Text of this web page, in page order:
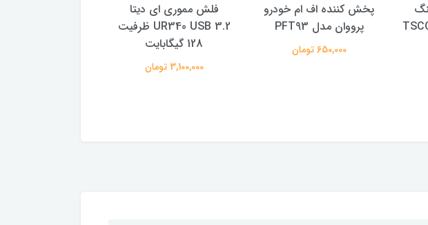
پخش کننده اف ام خودرو
پرووان مدل PFT93
650,000 تومان
فلش مموری ای دیتا
UR340 USB 3.2 ظرفیت
128 گیگابایت
3,100,000 تومان